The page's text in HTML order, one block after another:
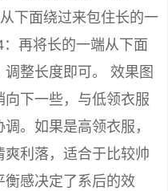
下面绕过来包住长的一
再将长的一端从下面
整长度即可。 效果图
下一些，与低领衣服
。如果是高领衣服，
利落，适合于比较帅
感决定了系后的效